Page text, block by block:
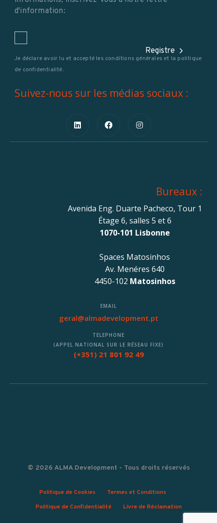
d'information:
Registre
Je déclare avoir lu et accepté les conditions générales et la politique
de confidentialité.
Suivez-nous sur les médias sociaux :
Bureaux :
Avenida Eng. Duarte Pacheco, Tour 1
Étage 6, salles 5 et 6
1070-101 Lisbonne
Spaces Matosinhos
Av. Menéres 640
4450-102 Matosinhos
EMAIL
geral@almadevelopment.pt
TELEPHONE
(APPEL NATIONAL SUR LE RÉSEAU FIXE)
(+351) 21 801 92 49
© 2026 ALMA Development - Tous droits réservés
Politique de Cookies
Termes et Conditions
Politique de Confidentialité
Livre de Réclamation